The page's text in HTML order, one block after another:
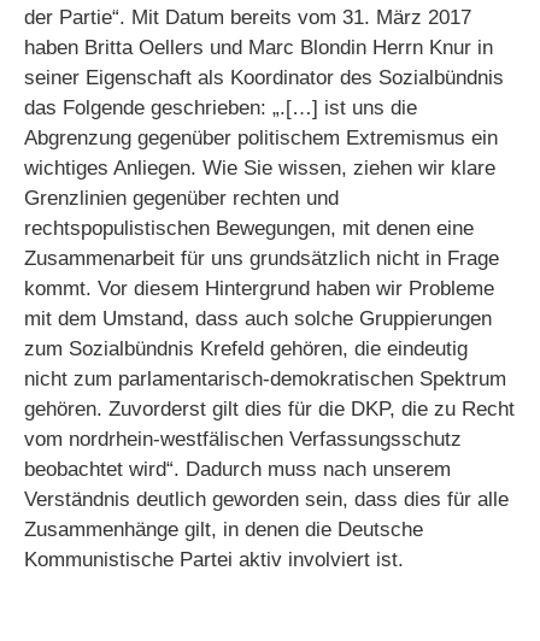
der Partie“. Mit Datum bereits vom 31. März 2017
haben Britta Oellers und Marc Blondin Herrn Knur in
seiner Eigenschaft als Koordinator des Sozialbündnis
das Folgende geschrieben: „.[…] ist uns die
Abgrenzung gegenüber politischem Extremismus ein
wichtiges Anliegen. Wie Sie wissen, ziehen wir klare
Grenzlinien gegenüber rechten und
rechtspopulistischen Bewegungen, mit denen eine
Zusammenarbeit für uns grundsätzlich nicht in Frage
kommt. Vor diesem Hintergrund haben wir Probleme
mit dem Umstand, dass auch solche Gruppierungen
zum Sozialbündnis Krefeld gehören, die eindeutig
nicht zum parlamentarisch-demokratischen Spektrum
gehören. Zuvorderst gilt dies für die DKP, die zu Recht
vom nordrhein-westfälischen Verfassungsschutz
beobachtet wird“. Dadurch muss nach unserem
Verständnis deutlich geworden sein, dass dies für alle
Zusammenhänge gilt, in denen die Deutsche
Kommunistische Partei aktiv involviert ist.